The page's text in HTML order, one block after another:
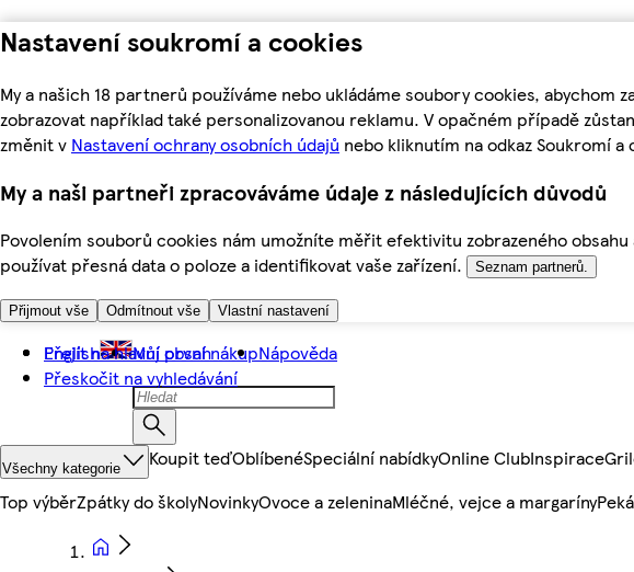
Nastavení soukromí a cookies
My a našich 18 partnerů používáme nebo ukládáme soubory cookies,
zobrazovat například také personalizovanou reklamu. V opačném případě
změnit v Nastavení ochrany osobních údajů nebo kliknutím na odkaz Soukromí
My a naši partneři zpracováváme údaje z následujících důvodů
Povolením souborů cookies nám umožníte měřit efektivitu zobrazeného
používat přesná data o poloze a identifikovat vaše zařízení.
Seznam partnerů.
Přijmout vše Odmítnout vše Vlastní nastavení
Přejít na hlavní obsah
Přeskočit na vyhledávání
English Můj první nákupNápověda
Všechny kategorie Koupit teďOblíbenéSpeciální nabídkyOnline ClubInspirace
Top výběrZpátky do školyNovinkyOvoce a zeleninaMléčné, vejce a margaríny